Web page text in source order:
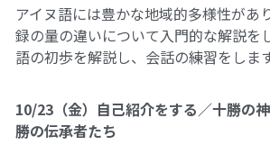
アイヌ語には豊かな地域的多様性があ
録の量の違いについて入門的な解説を
語の初歩を解説し、会話の練習をします
10/23（金）自己紹介をする／十勝の
勝の伝承者たち
畑で実践2023
英文精読